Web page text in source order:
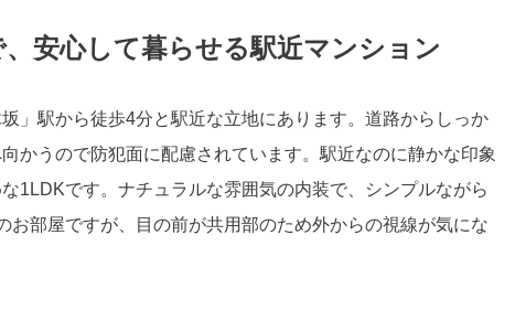
安心して暮らせる駅近マンション
」駅から徒歩4分と駅近な立地にあります。道路からしっか
かうので防犯面に配慮されています。駅近なのに静かな印象
1LDKです。ナチュラルな雰囲気の内装で、シンプルながら
お部屋ですが、目の前が共用部のため外からの視線が気にな